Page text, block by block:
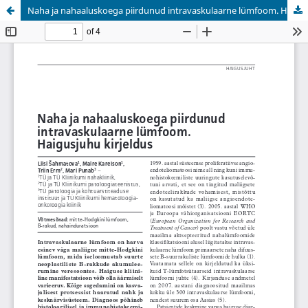
Naha ja nahaaluskoega piirdunud intravaskulaarne lümfoom. Haigusjuhu kirjeldus